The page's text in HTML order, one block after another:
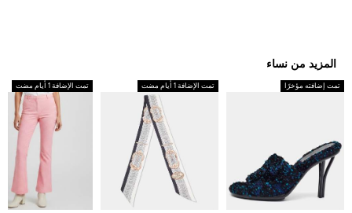
المزيد من نساء
تمت إضافته مؤخرًا تمت الإضافة 1 أيام مضت تمت الإضافة 1 أيام مضت